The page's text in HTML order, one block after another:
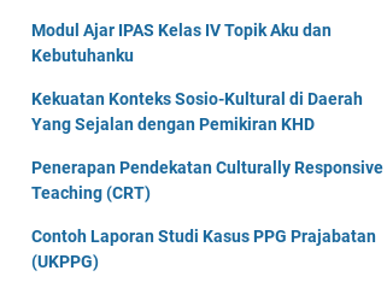
Modul Ajar IPAS Kelas IV Topik Aku dan
Kebutuhanku
Kekuatan Konteks Sosio-Kultural di Daerah
Yang Sejalan dengan Pemikiran KHD
Penerapan Pendekatan Culturally Responsive
Teaching (CRT)
Contoh Laporan Studi Kasus PPG Prajabatan
(UKPPG)